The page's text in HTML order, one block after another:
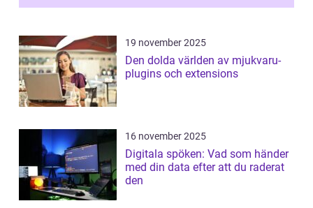
19 november 2025
Den dolda världen av mjukvaru-
plugins och extensions
16 november 2025
Digitala spöken: Vad som händer
med din data efter att du raderat
den